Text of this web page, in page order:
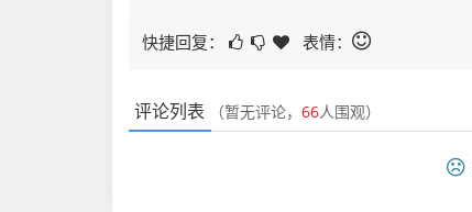
快捷回复： 表情：
评论列表 （暂无评论， 66人围观）